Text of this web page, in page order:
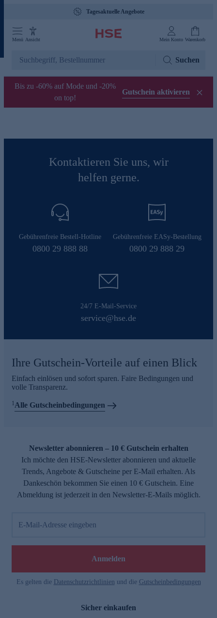
Tagesaktuelle Angebote
Menü Ansicht Mein Konto Warenkorb
Suchen
Bis zu -60% auf Mode und -20%
on top!
Gutschein aktivieren
Kontaktieren Sie uns, wir
helfen gerne.
Gebührenfreie Bestell-Hotline
0800 29 888 88
Gebührenfreie EASy-Bestellung
0800 29 888 29
24/7 E-Mail-Service
service@hse.de
Ihre Gutschein-Vorteile auf einen Blick
Einfach einlösen und sofort sparen. Faire Bedingungen und
volle Transparenz.
1Alle Gutscheinbedingungen
Newsletter abonnieren – 10 € Gutschein erhalten
Ich möchte den HSE-Newsletter abonnieren und aktuelle
Trends, Angebote & Gutscheine per E-Mail erhalten. Als
Dankeschön bekommen Sie einen 10 € Gutschein. Eine
Abmeldung ist jederzeit in den Newsletter-E-Mails möglich.
E-Mail-Adresse eingeben
Anmelden
Es gelten die Datenschutzrichtlinien und die Gutscheinbedingungen
Sicher einkaufen